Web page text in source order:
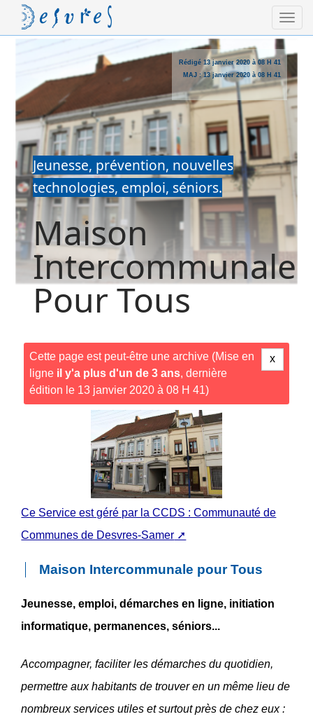
Rédigé 13 janvier 2020 à 08 H 41
MAJ : 13 janvier 2020 à 08 H 41
Jeunesse, prévention, nouvelles
technologies, emploi, séniors.
Maison
Intercommunale
Pour Tous
x
Cette page est peut-être une archive (Mise en
ligne il y'a plus d'un de 3 ans, dernière
édition le 13 janvier 2020 à 08 H 41)
Ce Service est géré par la CCDS : Communauté de
Communes de Desvres-Samer
Maison Intercommunale pour Tous
Jeunesse, emploi, démarches en ligne, initiation
informatique, permanences, séniors...
Accompagner, faciliter les démarches du quotidien,
permettre aux habitants de trouver en un même lieu de
nombreux services utiles et surtout près de chez eux :